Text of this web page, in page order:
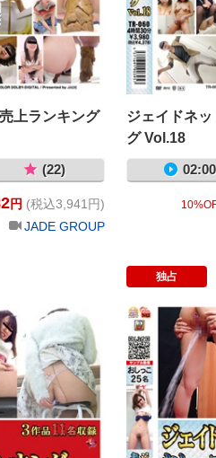
上ランキング
(22)
円 (税込3,941円)
JADE GROUP
ジェイドネ
グ Vol.18
02:00
独占